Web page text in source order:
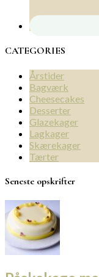
CATEGORIES
Årstider
Bagværk
Cheesecakes
Desserter
Glazekager
Lagkager
Skærekager
Tærter
Seneste opskrifter